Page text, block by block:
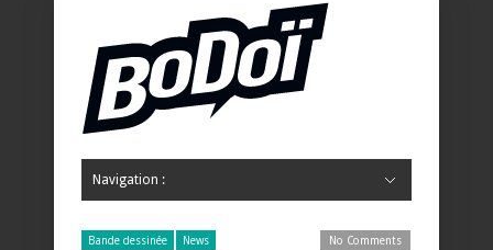
Navigation :
Bande dessinée News No Comments